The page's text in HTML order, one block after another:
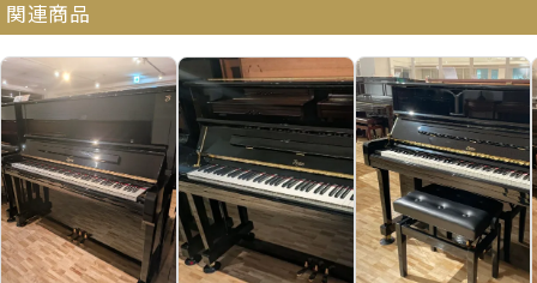
よくある質問 送料について
契約後の流れ 保証サービス
中古ピアノ買戻しサービ
中古ピアノの状態につい
て
関連商品